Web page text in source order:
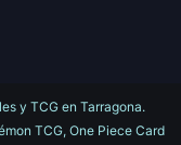
y TCG en Tarragona.
TCG, One Piece Card